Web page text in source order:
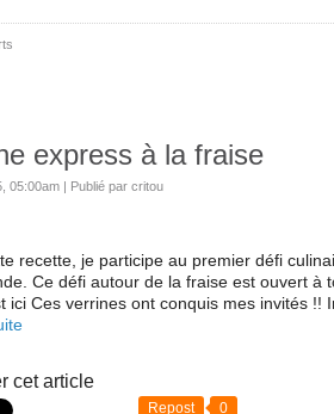
express à la fraise
05:00am Publié par critou
recette, je participe au premier défi
Ce défi autour de la fraise est ouvert à
ici Ces verrines ont conquis mes invités !!
cet article
Repost 0